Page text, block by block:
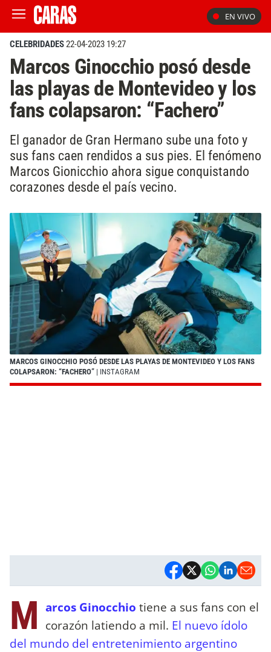
EN VIVO
CELEBRIDADES22-04-2023 19:27
Marcos Ginocchio posó desde
las playas de Montevideo y los
fans colapsaron: “Fachero”
El ganador de Gran Hermano sube una foto y
sus fans caen rendidos a sus pies. El fenómeno
Marcos Gionicchio ahora sigue conquistando
corazones desde el país vecino.
MARCOS GINOCCHIO POSÓ DESDE LAS PLAYAS DE MONTEVIDEO Y LOS FANS
COLAPSARON: “FACHERO” | INSTAGRAM
M arcos Ginocchio tiene a sus fans con el
corazón latiendo a mil. El nuevo ídolo
del mundo del entretenimiento argentino